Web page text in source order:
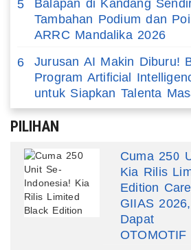
5
Balapan di Kandang
Tambahan Podium dan
ARRC Mandalika 2026
6
Jurusan AI Makin Diburu!
Program Artificial
untuk Siapkan Talenta
PILIHAN
Cuma 250
Kia Rilis
Edition
GIIAS
Dapat
OTOMOTIF